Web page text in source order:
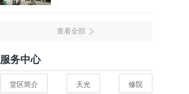
服务中心
堂区简介 天光 修院